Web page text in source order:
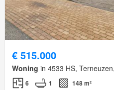
€ 515.000
Woning in 4533 HS,
6 1 148 m²